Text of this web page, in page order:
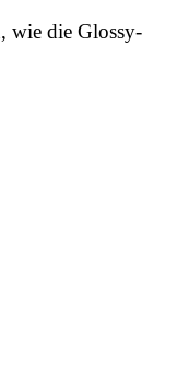
wie die Glossy-